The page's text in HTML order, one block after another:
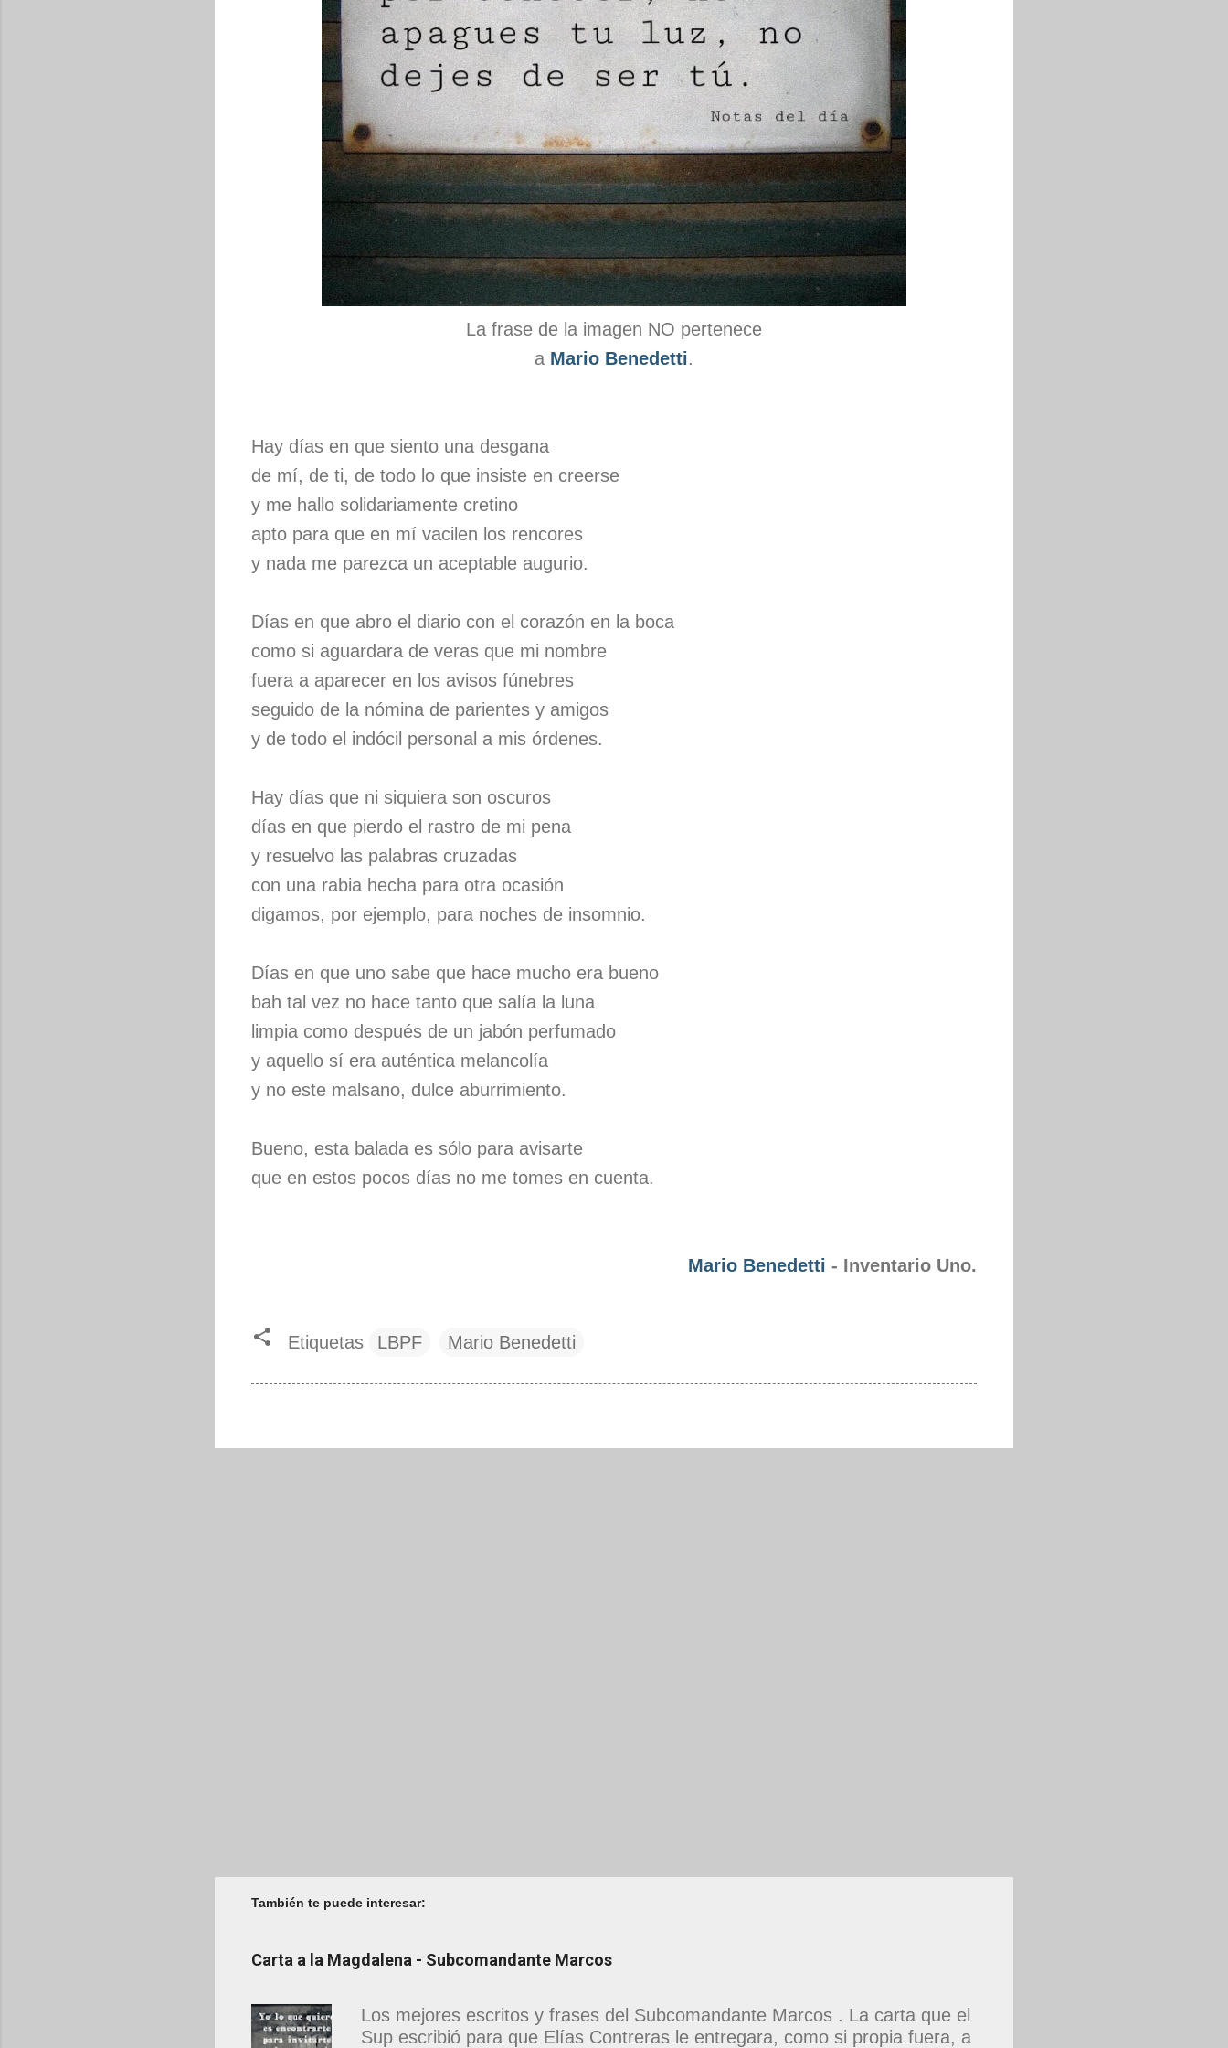
La frase de la imagen NO pertenece
a Mario Benedetti.
Hay días en que siento una desgana
de mí, de ti, de todo lo que insiste en creerse
y me hallo solidariamente cretino
apto para que en mí vacilen los rencores
y nada me parezca un aceptable augurio.
Días en que abro el diario con el corazón en la boca
como si aguardara de veras que mi nombre
fuera a aparecer en los avisos fúnebres
seguido de la nómina de parientes y amigos
y de todo el indócil personal a mis órdenes.
Hay días que ni siquiera son oscuros
días en que pierdo el rastro de mi pena
y resuelvo las palabras cruzadas
con una rabia hecha para otra ocasión
digamos, por ejemplo, para noches de insomnio.
Días en que uno sabe que hace mucho era bueno
bah tal vez no hace tanto que salía la luna
limpia como después de un jabón perfumado
y aquello sí era auténtica melancolía
y no este malsano, dulce aburrimiento.
Bueno, esta balada es sólo para avisarte
que en estos pocos días no me tomes en cuenta.
Mario Benedetti - Inventario Uno.
Etiquetas LBPF Mario Benedetti
También te puede interesar:
Carta a la Magdalena - Subcomandante Marcos
Los mejores escritos y frases del Subcomandante Marcos . La carta que el
Sup escribió para que Elías Contreras le entregara, como si propia fuera, a